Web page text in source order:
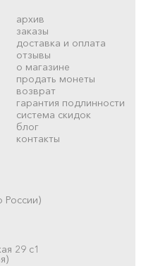
архив
заказы
доставка и оплата
отзывы
о магазине
продать монеты
возврат
гарантия подлинности
система скидок
блог
контакты
России)
29 с1